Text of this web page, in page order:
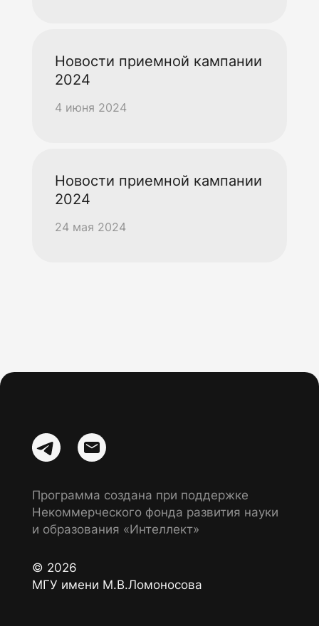
Новости приемной кампании
2024
4 июня 2024
Новости приемной кампании
2024
24 мая 2024
Программа создана при поддержке
Некоммерческого фонда развития науки
и образования «Интеллект»
© 2026
МГУ имени М.В.Ломоносова